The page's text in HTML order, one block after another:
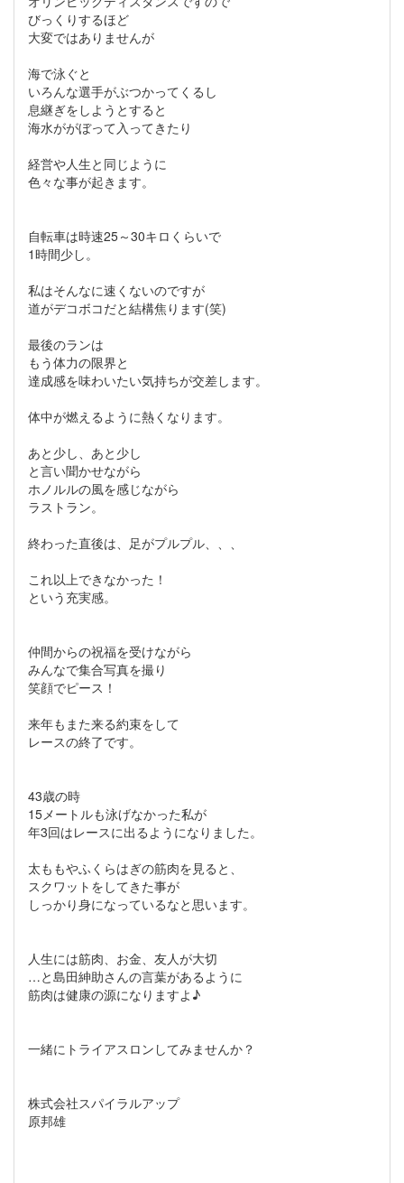
びっくりするほど
大変ではありませんが
海で泳ぐと
いろんな選手がぶつかってくるし
息継ぎをしようとすると
海水ががぼって入ってきたり
経営や人生と同じように
色々な事が起きます。
自転車は時速25～30キロくらいで
1時間少し。
私はそんなに速くないのですが
道がデコボコだと結構焦ります(笑)
最後のランは
もう体力の限界と
達成感を味わいたい気持ちが交差します。
体中が燃えるように熱くなります。
あと少し、あと少し
と言い聞かせながら
ホノルルの風を感じながら
ラストラン。
終わった直後は、足がプルプル、、、
これ以上できなかった！
という充実感。
仲間からの祝福を受けながら
みんなで集合写真を撮り
笑顔でピース！
来年もまた来る約束をして
レースの終了です。
43歳の時
15メートルも泳げなかった私が
年3回はレースに出るようになりました。
太ももやふくらはぎの筋肉を見ると、
スクワットをしてきた事が
しっかり身になっているなと思います。
人生には筋肉、お金、友人が大切
…と島田紳助さんの言葉があるように
筋肉は健康の源になりますよ♪
一緒にトライアスロンしてみませんか？
株式会社スパイラルアップ
原邦雄